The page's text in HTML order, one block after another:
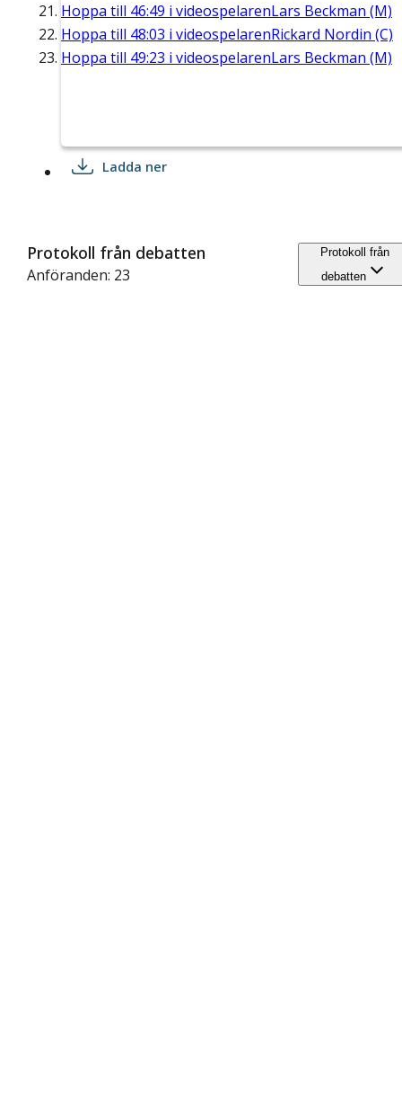
Hoppa till 46:49 i videospelarenLars Beckman (M)
Hoppa till 48:03 i videospelarenRickard Nordin (C)
Hoppa till 49:23 i videospelarenLars Beckman (M)
Ladda ner
Protokoll från debatten
Anföranden: 23
Protokoll från
debatten